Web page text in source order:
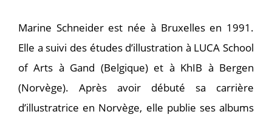
Marine Schneider est née à Bruxelles en 1991.
Elle a suivi des études d’illustration à LUCA School
of Arts à Gand (Belgique) et à KhIB à Bergen
(Norvège). Après avoir débuté sa carrière
d’illustratrice en Norvège, elle publie ses albums